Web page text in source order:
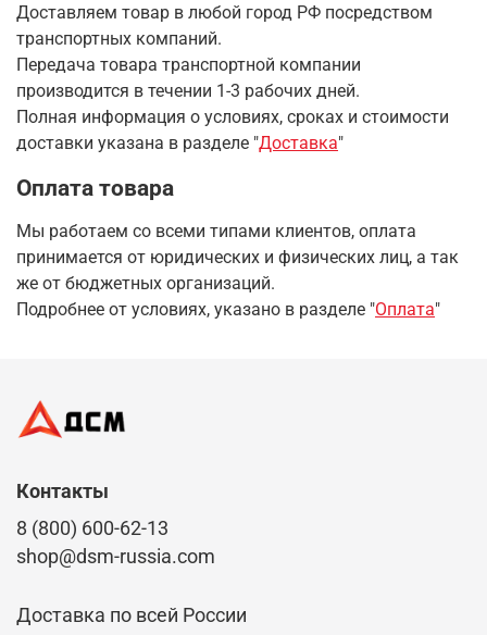
Доставляем товар в любой город РФ посредством
транспортных компаний.
Передача товара транспортной компании
производится в течении 1-3 рабочих дней.
Полная информация о условиях, сроках и стоимости
доставки указана в разделе "Доставка"
Оплата товара
Мы работаем со всеми типами клиентов, оплата
принимается от юридических и физических лиц, а так
же от бюджетных организаций.
Подробнее от условиях, указано в разделе "Оплата"
Контакты
8 (800) 600-62-13
shop@dsm-russia.com
Доставка по всей России